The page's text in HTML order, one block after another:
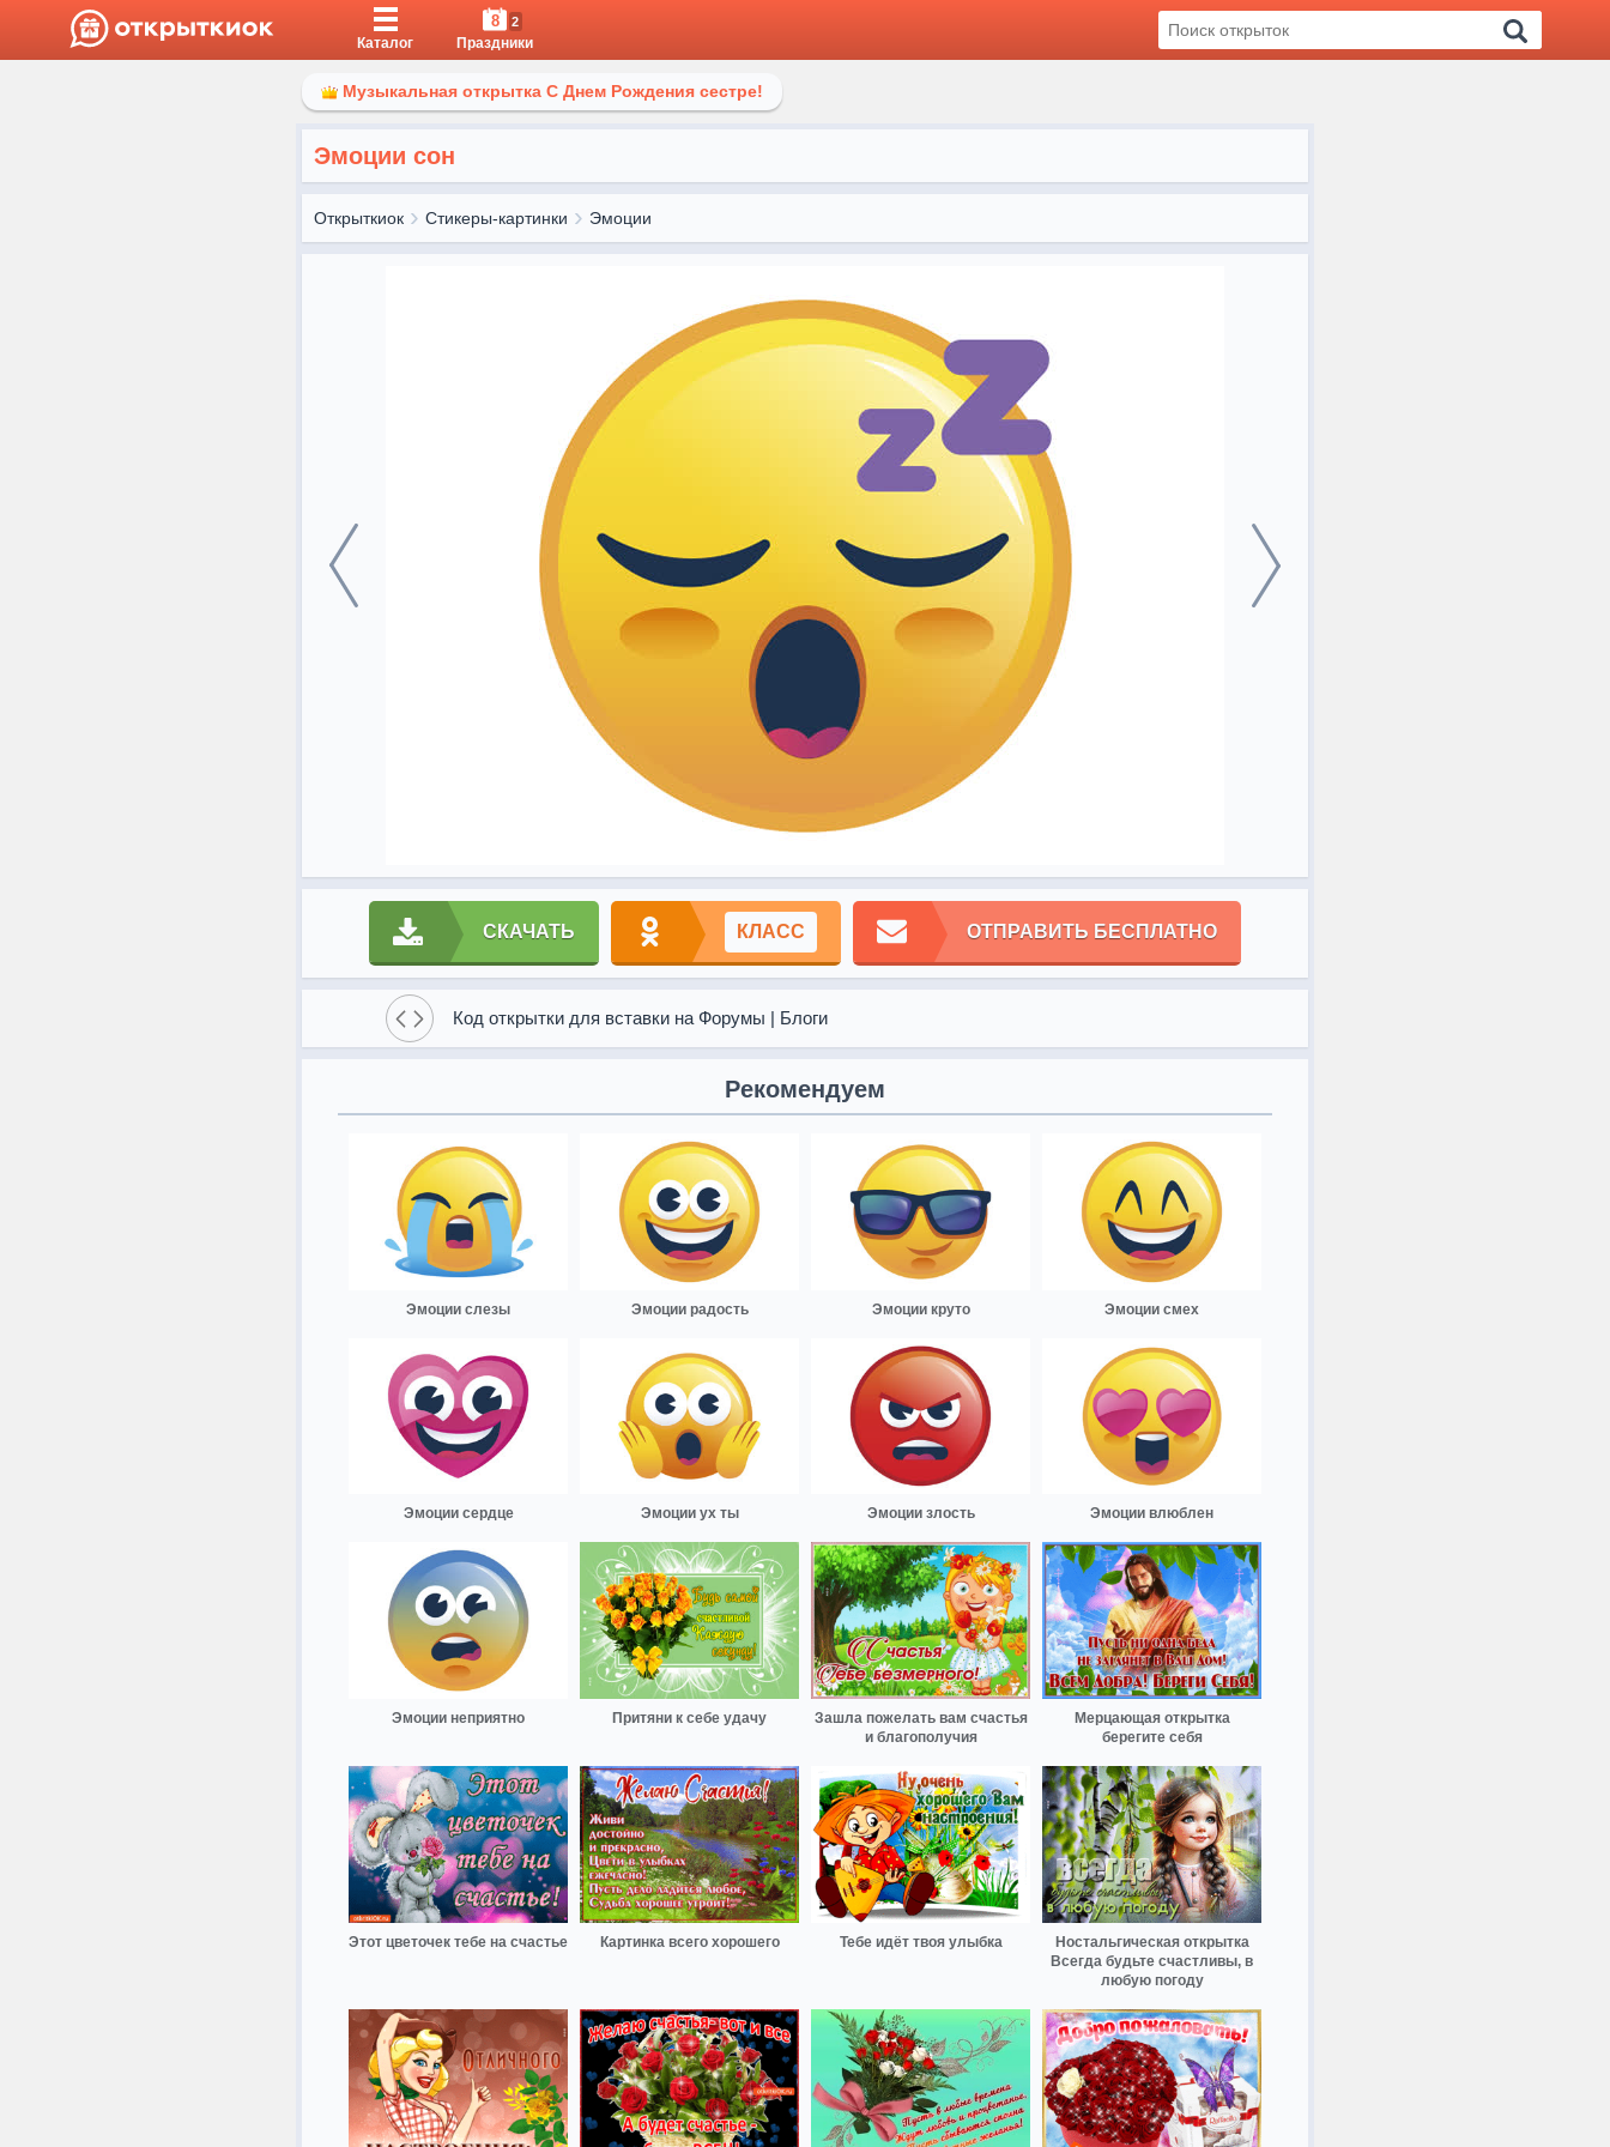
Каталог
8 2
Праздники
Музыкальная открытка С Днем Рождения сестре!
Эмоции сон
Открыткиок Стикеры-картинки Эмоции
СКАЧАТЬ КЛАСС ОТПРАВИТЬ БЕСПЛАТНО
Код открытки для вставки на Форумы | Блоги
Рекомендуем
Эмоции слезы Эмоции радость Эмоции круто Эмоции смех
Эмоции сердце Эмоции ух ты Эмоции злость Эмоции влюблен
Эмоции неприятно Притяни к себе удачу
Зашла пожелать вам счастья
и благополучия
Мерцающая открытка
берегите себя
Этот цветочек тебе на счастье Картинка всего хорошего Тебе идёт твоя улыбка
Ностальгическая открытка
Всегда будьте счастливы, в
любую погоду